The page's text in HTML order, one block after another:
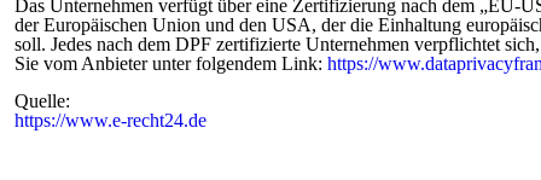
Das Unternehmen verfügt über eine Zertifizierung nach dem „EU-
der Europäischen Union und den USA, der die Einhaltung
soll. Jedes nach dem DPF zertifizierte Unternehmen verpflichtet
Sie vom Anbieter unter folgendem Link: https://
Quelle:
https://www.e-recht24.de